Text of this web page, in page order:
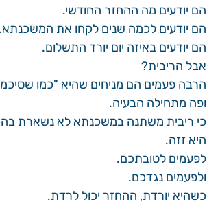
הם יודעים מה ההחזר החודשי.
הם יודעים לכמה שנים לקחו את המשכנתא.
הם יודעים באיזה יום יורד התשלום.
אבל הריבית?
הרבה פעמים הם מניחים שהיא "כמו
ופה מתחילה הבעיה.
כי ריבית משתנה במשכנתא לא נשארת
היא זזה.
לפעמים לטובתכם.
ולפעמים נגדכם.
כשהיא יורדת, ההחזר יכול לרדת.